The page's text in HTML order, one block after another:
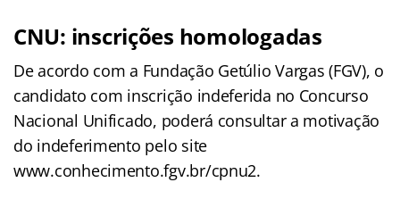
CNU: inscrições homologadas
De acordo com a Fundação Getúlio Vargas (FGV), o
candidato com inscrição indeferida no Concurso
Nacional Unificado, poderá consultar a motivação
do indeferimento pelo site
www.conhecimento.fgv.br/cpnu2.